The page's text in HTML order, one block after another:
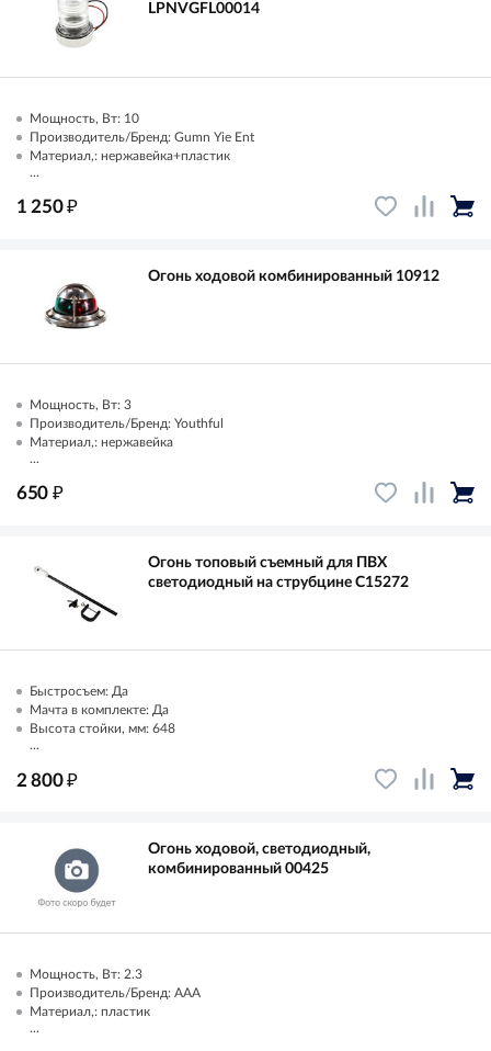
LPNVGFL00014
Мощность, Вт: 10
Производитель/Бренд: Gumn Yie Ent
Материал,: нержавейка+пластик
...
1 250₽
Огонь ходовой комбинированный 10912
Мощность, Вт: 3
Производитель/Бренд: Youthful
Материал,: нержавейка
...
650 ₽
Огонь топовый съемный для ПВХ
светодиодный на струбцине C15272
Быстросъем: Да
Мачта в комплекте: Да
Высота стойки, мм: 648
...
2 800₽
Огонь ходовой, светодиодный,
комбинированный 00425
Мощность, Вт: 2.3
Производитель/Бренд: AAA
Материал,: пластик
...